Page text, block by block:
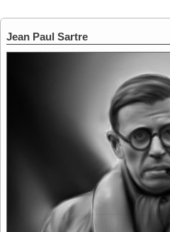
Jean Paul Sartre